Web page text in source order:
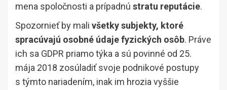
mena spoločnosti a prípadnú stratu reputácie.
Spozornieť by mali všetky subjekty, ktoré
spracúvajú osobné údaje fyzických osôb. Práve
ich sa GDPR priamo týka a sú povinné od 25.
mája 2018 zosúladiť svoje podnikové postupy
s týmto nariadením, inak im hrozia vyššie